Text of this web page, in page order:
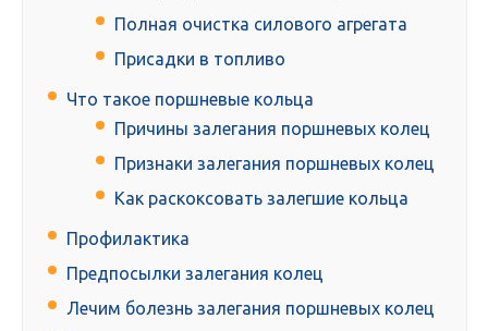
Полная очистка силового агрегата
Присадки в топливо
Что такое поршневые кольца
Причины залегания поршневых колец
Признаки залегания поршневых колец
Как раскоксовать залегшие кольца
Профилактика
Предпосылки залегания колец
Лечим болезнь залегания поршневых колец